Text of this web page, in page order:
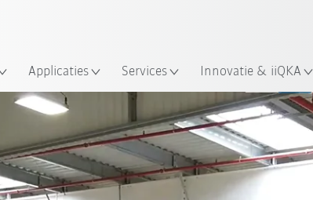
Applicaties Services Innovatie & iiQKA